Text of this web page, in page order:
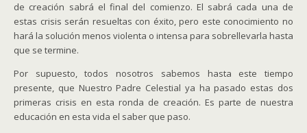
de creación sabrá el final del comienzo. El sabrá cada una de
estas crisis serán resueltas con éxito, pero este conocimiento no
hará la solución menos violenta o intensa para sobrellevarla hasta
que se termine.
Por supuesto, todos nosotros sabemos hasta este tiempo
presente, que Nuestro Padre Celestial ya ha pasado estas dos
primeras crisis en esta ronda de creación. Es parte de nuestra
educación en esta vida el saber que paso.